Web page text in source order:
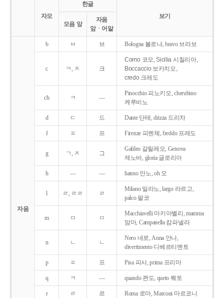
자모
한글
보기
모음 앞
자음
앞ㆍ어말
자음
b ㅂ 브 Bologna 볼로냐, bravo 브라보
c ㅋ, ㅊ 크
Como 코모, Sicilia 시칠리아,
Boccaccio 보카치오,
credo 크레도
ch ㅋ ―
Pinocchio 피노키오, cherubino
케루비노
d ㄷ 드 Dante 단테, drizza 드리차
f ㅍ 프 Firenze 피렌체, freddo 프레도
g ㄱ, ㅈ 그
Galileo 갈릴레오, Genova
제노바, gloria 글로리아
h ― ― hanno 안노, oh 오
l ㄹ, ㄹㄹ ㄹ
Milano 밀라노, largo 라르고,
palco 팔코
m ㅁ ㅁ
Macchiavelli 마키아벨리, mamma
맘마, Campanella 캄파넬라
n ㄴ ㄴ
Nero 네로, Anna 안나,
divertimento 디베르티멘토
p ㅍ 프 Pisa 피사, prima 프리마
q ㅋ ― quando 콴도, queto 퀘토
r ㄹ 르 Roma 로마, Marconi 마르코니